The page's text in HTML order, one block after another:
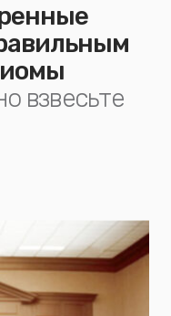
взвесьте